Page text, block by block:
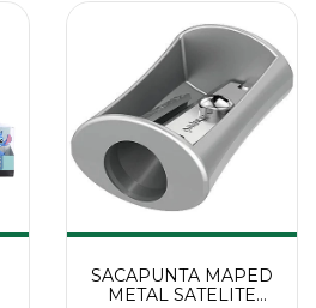
SACAPUNTA MAPED
METAL SATELITE